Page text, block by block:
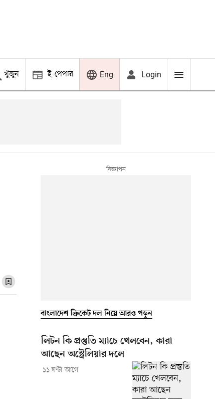
খুঁজুন ই-পেপার Eng Login
বাংলাদেশ ক্রিকেট দল নিয়ে আরও পড়ুন
লিটন কি প্রস্তুতি ম্যাচে খেলবেন, কারা
আছেন অস্ট্রেলিয়ার দলে
১১ ঘণ্টা আগে